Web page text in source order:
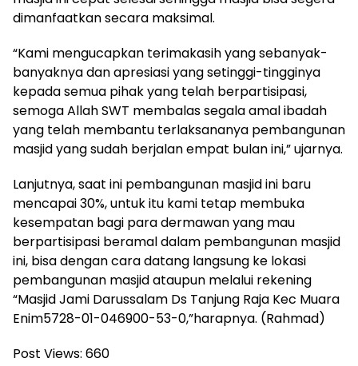
dimanfaatkan secara maksimal.
“Kami mengucapkan terimakasih yang sebanyak-
banyaknya dan apresiasi yang setinggi-tingginya
kepada semua pihak yang telah berpartisipasi,
semoga Allah SWT membalas segala amal ibadah
yang telah membantu terlaksananya pembangunan
masjid yang sudah berjalan empat bulan ini,” ujarnya.
Lanjutnya, saat ini pembangunan masjid ini baru
mencapai 30%, untuk itu kami tetap membuka
kesempatan bagi para dermawan yang mau
berpartisipasi beramal dalam pembangunan masjid
ini, bisa dengan cara datang langsung ke lokasi
pembangunan masjid ataupun melalui rekening
“Masjid Jami Darussalam Ds Tanjung Raja Kec Muara
Enim5728-01-046900-53-0,”harapnya. (Rahmad)
Post Views: 660